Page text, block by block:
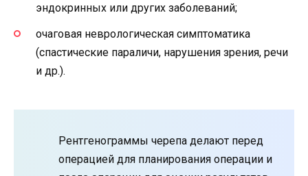
эндокринных или других заболеваний;
очаговая неврологическая симптоматика
(спастические параличи, нарушения зрения, речи
и др.).
Рентгенограммы черепа делают перед
операцией для планирования операции и